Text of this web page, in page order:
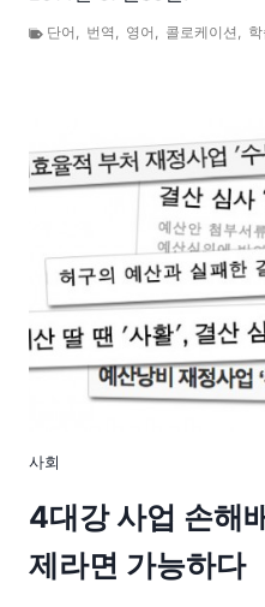
단어 , 번역 , 영어 , 콜로케이션 ,
사회
4대강 사업 손해
제라면 가능하다